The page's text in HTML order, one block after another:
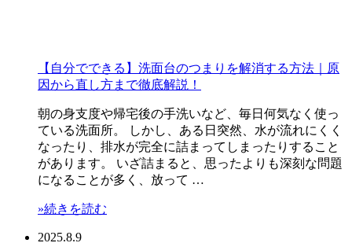
【自分でできる】洗面台のつまりを解消する方法｜原
因から直し方まで徹底解説！
朝の身支度や帰宅後の手洗いなど、毎日何気なく使っ
ている洗面所。 しかし、ある日突然、水が流れにくく
なったり、排水が完全に詰まってしまったりすること
があります。 いざ詰まると、思ったよりも深刻な問題
になることが多く、放って …
»続きを読む
2025.8.9